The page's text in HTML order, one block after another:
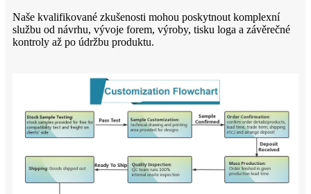
Naše kvalifikované zkušenosti mohou poskytnout komplexní
službu od návrhu, vývoje forem, výroby, tisku loga a závěrečné
kontroly až po údržbu produktu.